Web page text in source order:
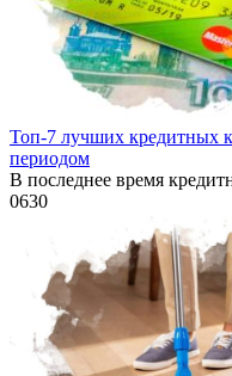
Топ-7 лучших кредитных
периодом
В последнее время
0630